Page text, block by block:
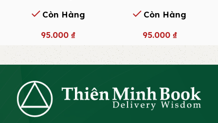
Còn Hàng
95.000 ₫
Còn Hàng
95.000 ₫